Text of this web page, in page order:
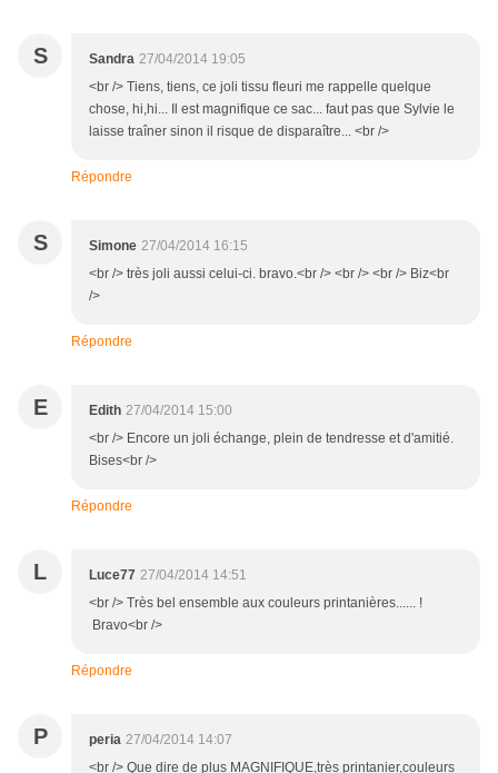
S Sandra 27/04/2014 19:05
<br /> Tiens, tiens, ce joli tissu fleuri me rappelle quelque
chose, hi,hi... Il est magnifique ce sac... faut pas que Sylvie le
laisse traîner sinon il risque de disparaître... <br />
Répondre
S Simone 27/04/2014 16:15
<br /> très joli aussi celui-ci. bravo.<br /> <br /> <br /> Biz<br
/>
Répondre
E Edith 27/04/2014 15:00
<br /> Encore un joli échange, plein de tendresse et d'amitié.
Bises<br />
Répondre
L Luce77 27/04/2014 14:51
<br /> Très bel ensemble aux couleurs printanières...... !
Bravo<br />
Répondre
P peria 27/04/2014 14:07
<br /> Que dire de plus MAGNIFIQUE,très printanier,couleurs